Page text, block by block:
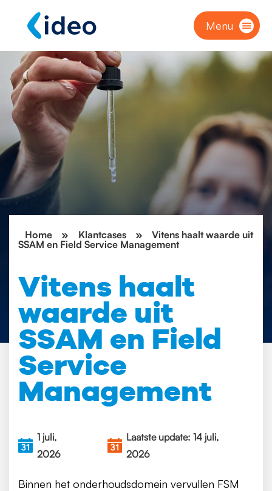
Menu
Home » Klantcases »
Vitens haalt waarde uit
SSAM en Field Service Management
Vitens haalt
waarde uit
SSAM en Field
Service
Management
1 juli,
2026
Laatste update: 14 juli,
2026
Binnen het onderhoudsdomein vervullen FSM